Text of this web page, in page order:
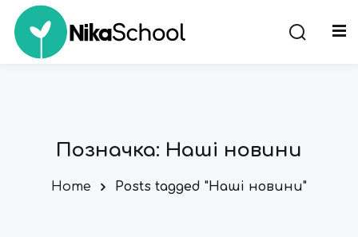
Позначка: Наші новини
Home Posts tagged "Наші новини"